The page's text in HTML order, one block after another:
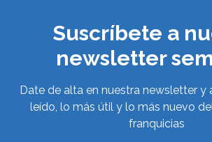
Suscríbete a
newsletter
Date de alta en nuestra newsletter y
leído, lo más útil y lo más nuevo
franquicias